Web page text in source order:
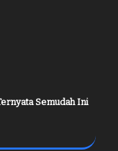
Semudah Ini